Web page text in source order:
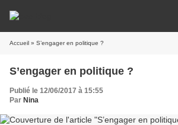
Accueil » S’engager en politique ?
S’engager en politique ?
Publié le 12/06/2017 à 15:55
Par Nina